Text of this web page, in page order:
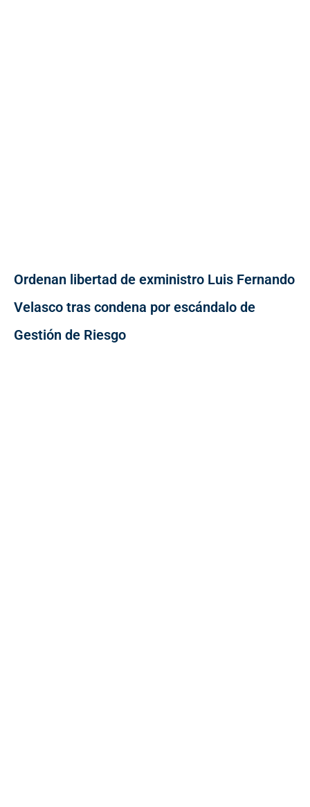
Ordenan libertad de exministro Luis Fernando
Velasco tras condena por escándalo de
Gestión de Riesgo